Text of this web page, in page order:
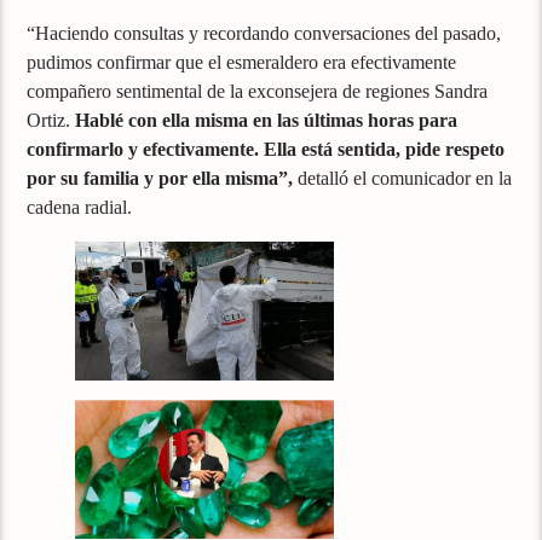
“Haciendo consultas y recordando conversaciones del pasado,
pudimos confirmar que el esmeraldero era efectivamente
compañero sentimental de la exconsejera de regiones Sandra
Ortiz.Hablé con ella misma en las últimas horas para
confirmarlo y efectivamente. Ella está sentida, pide respeto
por su familia y por ella misma”, detalló el comunicador en la
cadena radial.